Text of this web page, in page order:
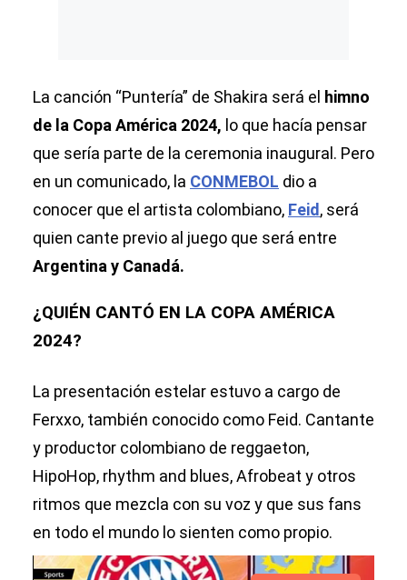
La canción “Puntería” de Shakira será el himno
de la Copa América 2024, lo que hacía pensar
que sería parte de la ceremonia inaugural. Pero
en un comunicado, la CONMEBOL dio a
conocer que el artista colombiano, Feid , será
quien cante previo al juego que será entre
Argentina y Canadá.
¿QUIÉN CANTÓ EN LA COPA AMÉRICA
2024?
La presentación estelar estuvo a cargo de
Ferxxo, también conocido como Feid. Cantante
y productor colombiano de reggaeton,
HipoHop, rhythm and blues, Afrobeat y otros
ritmos que mezcla con su voz y que sus fans
en todo el mundo lo sienten como propio.